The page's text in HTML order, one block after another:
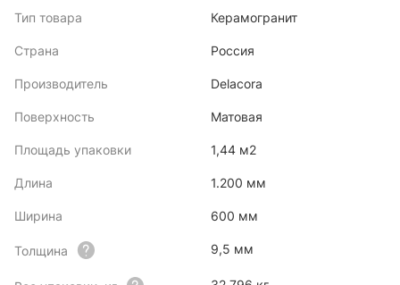
Тип товара Керамогранит
Страна Россия
Производитель Delacora
Поверхность Матовая
Площадь упаковки 1,44 м2
Длина 1.200 мм
Ширина 600 мм
Толщина 9,5 мм